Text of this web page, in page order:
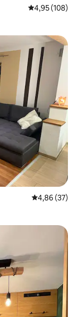
Prosječna
4,95 (108)
gosti”
Prosječna
4,86 (37)
gosti”